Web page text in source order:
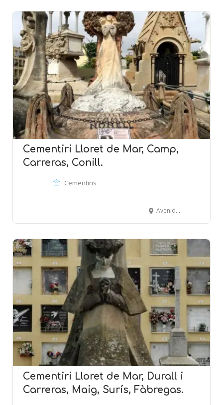
Cementiri Lloret de Mar, Camp,
Carreras, Conill.
Cementiris
Avenida Vila de Blanes, 1- Camino del Repòs - LlORET DE MAR
Cementiri Lloret de Mar, Durall i
Carreras, Maig, Surís, Fàbregas.